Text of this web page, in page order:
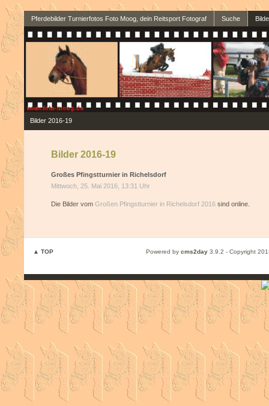
Pferdebilder Turnierfotos Foto Moog, dein Reitsport Fotograf Suche
Bilder 2016-19
Bilder 2016-19
Großes Pfingstturnier in Richelsdorf
Mittwoch, 25. Mai 2016, 13:31 Uhr
Die Bilder vom Großen Pfingstturnier in Richelsdorf 2016 sind online.
▲ TOP Powered by cms2day 3.9.2 - Copyright